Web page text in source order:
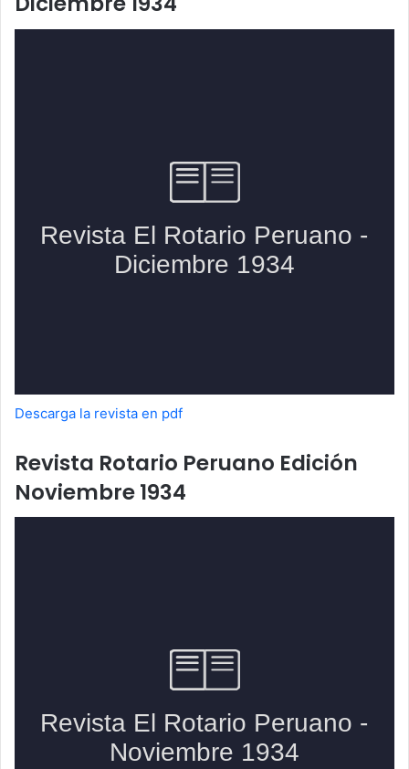
Descarga la revista en pdf
Revista Rotario Peruano Edición
Noviembre 1934